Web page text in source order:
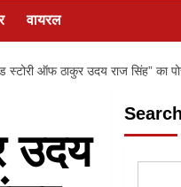
वायरल
स्टोरी ऑफ ठाकुर उदय राज सिंह” का
उदय
Search